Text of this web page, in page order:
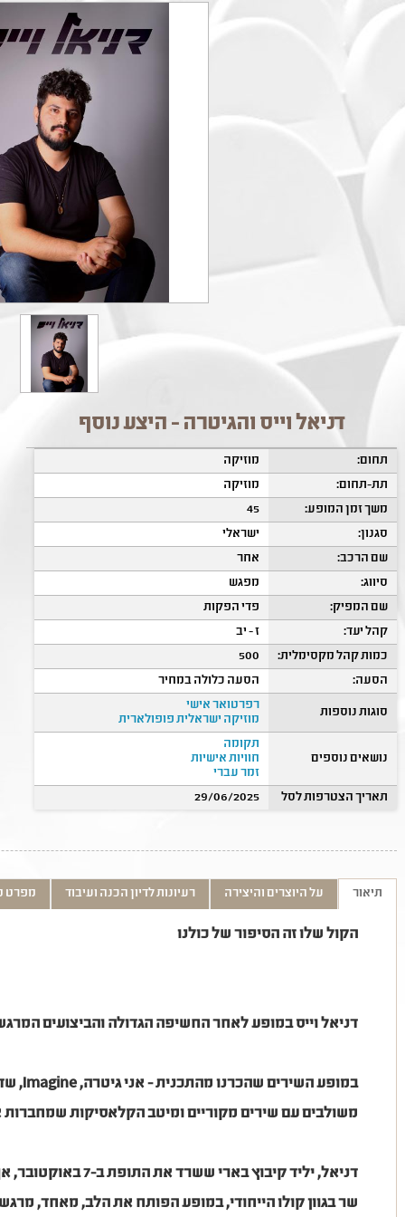
דניאל וייס והגיטרה - היצע נוסף
תחום:
מוזיקה
תת-תחום:
מוזיקה
משך זמן המופע:
45
סגנון:
ישראלי
שם הרכב:
אחר
סיווג:
מפגש
שם המפיק:
פדי הפקות
קהל יעד:
ז - יב
כמות קהל מקסימלית:
500
הסעה:
הסעה כלולה במחיר
סוגות נוספות
רפרטואר אישי
מוזיקה ישראלית פופולארית
נושאים נוספים
תקומה
חוויות אישיות
זמר עברי
תאריך הצטרפות לסל
29/06/2025
תיאור על היוצרים והיצירה רעיונות לדיון הכנה ועיבוד מפרט
הקול שלו זה הסיפור של כולנו
דניאל וייס במופע לאחר החשיפה הגדולה והביצועים
במופע השירים שהכרנו מהתכנית - אני גיטרה,Imagine
,
משולבים עם שירים מקוריים ומיטב הקלאסיקות שמחברות
דניאל, יליד קיבוץ בארי ששרד את התופת ב-7 באוקטובר, אך איבד שם את הוריו,
שר בגוון קולו הייחודי, במופע הפותח את הלב, מאחד,